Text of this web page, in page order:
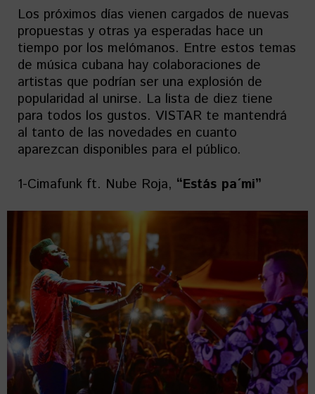
Los próximos días vienen cargados de nuevas
propuestas y otras ya esperadas hace un
tiempo por los melómanos. Entre estos temas
de música cubana hay colaboraciones de
artistas que podrían ser una explosión de
popularidad al unirse. La lista de diez tiene
para todos los gustos. VISTAR te mantendrá
al tanto de las novedades en cuanto
aparezcan disponibles para el público.
1-Cimafunk ft. Nube Roja, “Estás pa´mi”